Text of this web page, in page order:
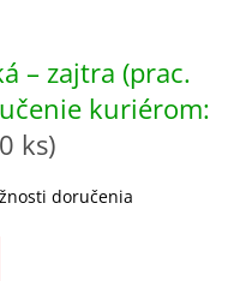
– zajtra (prac.
kuriérom:
ks)
doručenia